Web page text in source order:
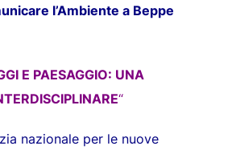
l’Ambiente a Beppe
E PAESAGGIO: UNA
“
nazionale per le nuove